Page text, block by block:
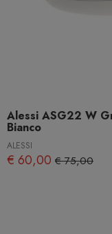
Alessi ASG22 W
Bianco
ALESSI
€ 60,00 € 75,00